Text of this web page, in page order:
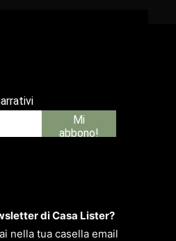
di Casa Lister?
nella tua casella email